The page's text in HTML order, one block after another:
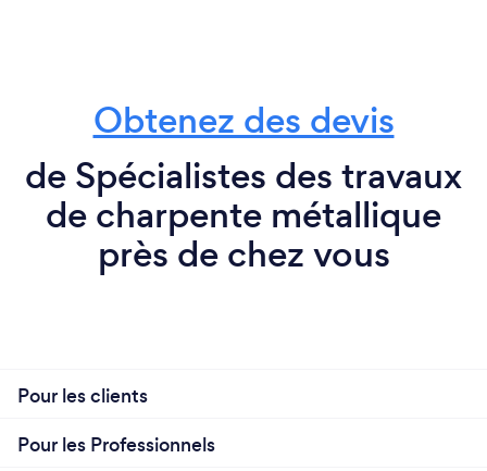
Obtenez des devis
de Spécialistes des travaux
de charpente métallique
près de chez vous
Pour les clients
Pour les Professionnels